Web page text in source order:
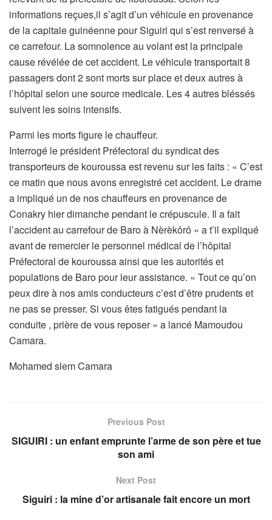
informations reçues,il s’agit d’un véhicule en provenance
de la capitale guinéenne pour Siguiri qui s’est renversé à
ce carrefour. La somnolence au volant est la principale
cause révélée de cet accident. Le véhicule transportait 8
passagers dont 2 sont morts sur place et deux autres à
l’hôpital selon une source medicale. Les 4 autres bléssés
suivent les soins intensifs.
Parmi les morts figure le chauffeur.
Interrogé le président Préfectoral du syndicat des
transporteurs de kouroussa est revenu sur les faits : « C’est
ce matin que nous avons enregistré cet accident. Le drame
a impliqué un de nos chauffeurs en provenance de
Conakry hier dimanche pendant le crépuscule. Il a fait
l’accident au carrefour de Baro à Nèrèkôrô » a t’il expliqué
avant de remercier le personnel médical de l’hôpital
Préfectoral de kouroussa ainsi que les autorités et
populations de Baro pour leur assistance. « Tout ce qu’on
peux dire à nos amis conducteurs c’est d’être prudents et
ne pas se presser. Si vous êtes fatigués pendant la
conduite , prière de vous reposer » a lancé Mamoudou
Camara.
Mohamed slem Camara
Previous Post
SIGUIRI : un enfant emprunte l’arme de son père et tue
son ami
Next Post
Siguiri : la mine d’or artisanale fait encore un mort